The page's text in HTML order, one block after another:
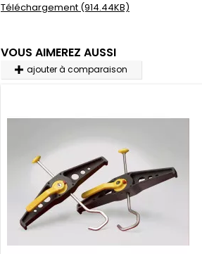
Téléchargement (914.44KB)
VOUS AIMEREZ AUSSI
ajouter à comparaison